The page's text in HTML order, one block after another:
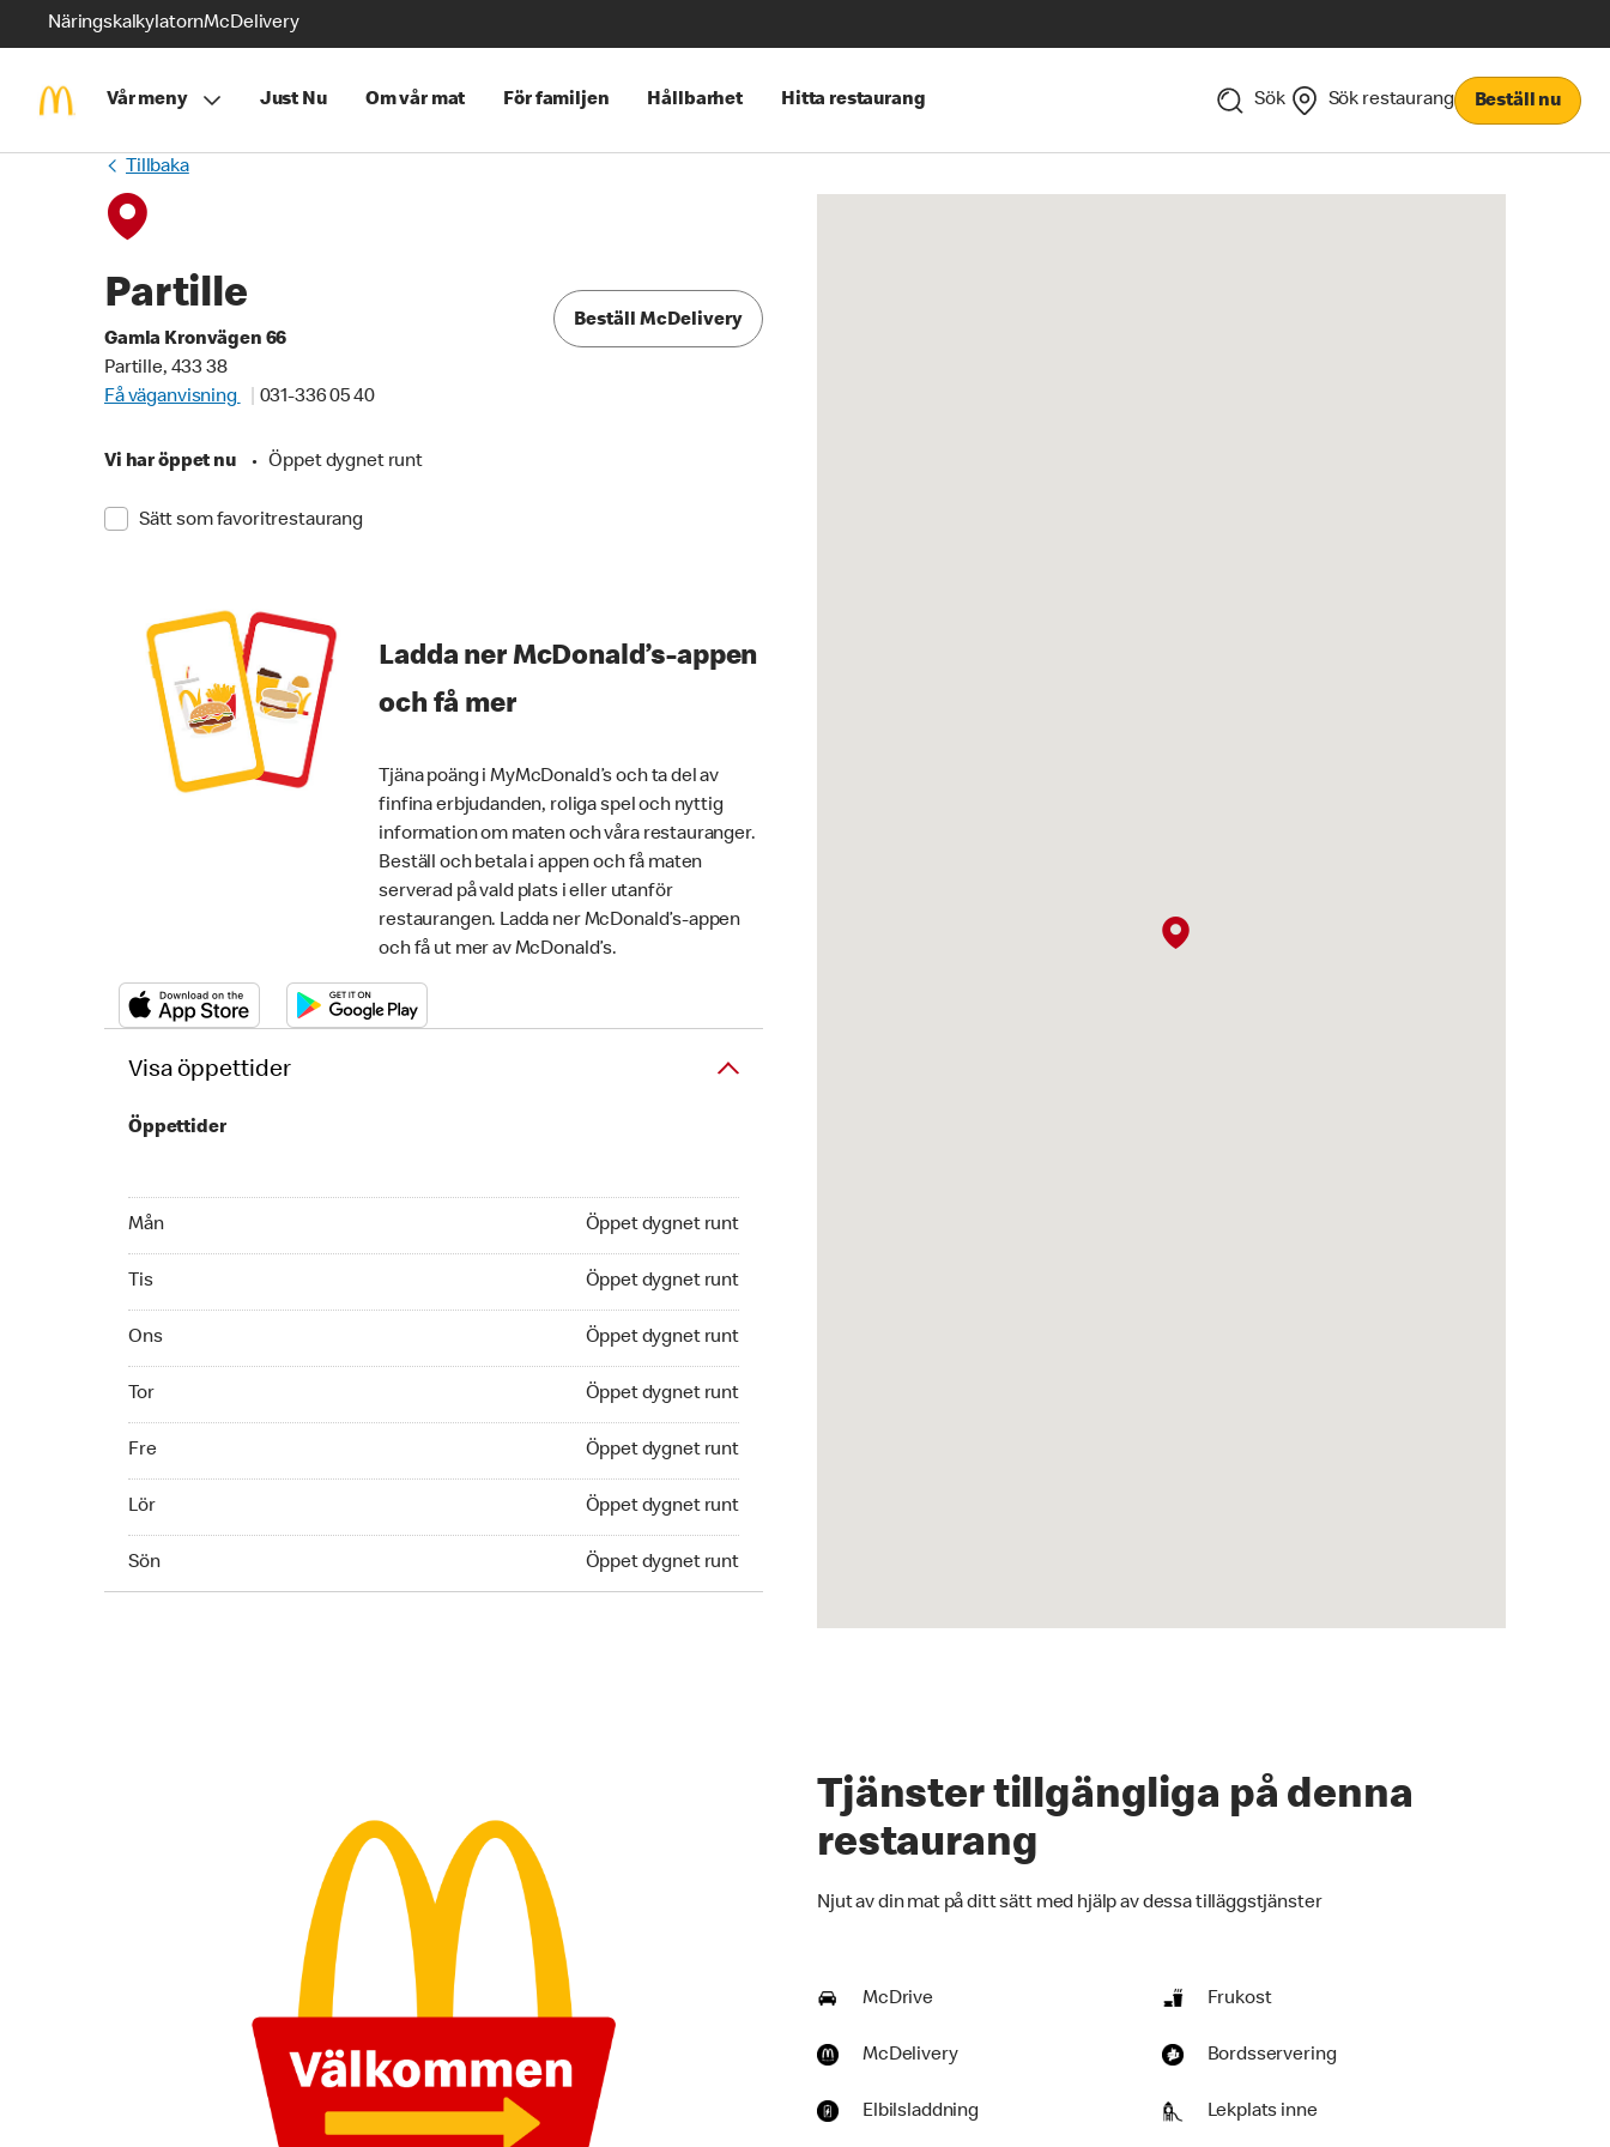
NäringskalkylatornMcDelivery
Vår meny Just Nu Om vår mat För familjen Hållbarhet Hitta restaurang Sök Sök restaurang Beställ nu
Tillbaka
Partille
Gamla Kronvägen 66
Partille, 433 38
Få väganvisning
031-336 05 40
Vi har öppet nu • Öppet dygnet runt
Sätt som favoritrestaurang
Beställ McDelivery
Ladda ner McDonald’s-appen
och få mer
Tjäna poäng i MyMcDonald’s och ta del av
finfina erbjudanden, roliga spel och nyttig
information om maten och våra restauranger.
Beställ och betala i appen och få maten
serverad på vald plats i eller utanför
restaurangen. Ladda ner McDonald’s-appen
och få ut mer av McDonald’s.
Visa öppettider
Öppettider
Mån Öppet dygnet runt
Monday Öppet dygnet runt
Tis Öppet dygnet runt
Ons Öppet dygnet runt
Tor Öppet dygnet runt
Fre Öppet dygnet runt
Lör Öppet dygnet runt
Sön Öppet dygnet runt
Tjänster tillgängliga på denna
restaurang
Njut av din mat på ditt sätt med hjälp av dessa tilläggstjänster
McDrive Frukost
McDelivery Bordsservering
Elbilsladdning Lekplats inne